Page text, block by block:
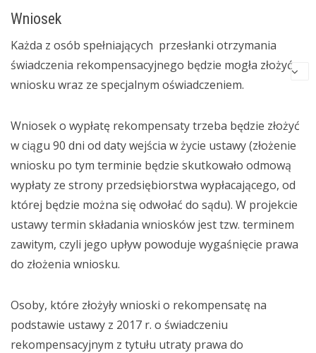
Wniosek
Każda z osób spełniających przesłanki otrzymania
świadczenia rekompensacyjnego będzie mogła złożyć
wniosku wraz ze specjalnym oświadczeniem.
Wniosek o wypłatę rekompensaty trzeba będzie złożyć
w ciągu 90 dni od daty wejścia w życie ustawy (złożenie
wniosku po tym terminie będzie skutkowało odmową
wypłaty ze strony przedsiębiorstwa wypłacającego, od
której będzie można się odwołać do sądu). W projekcie
ustawy termin składania wniosków jest tzw. terminem
zawitym, czyli jego upływ powoduje wygaśnięcie prawa
do złożenia wniosku.
Osoby, które złożyły wnioski o rekompensatę na
podstawie ustawy z 2017 r. o świadczeniu
rekompensacyjnym z tytułu utraty prawa do